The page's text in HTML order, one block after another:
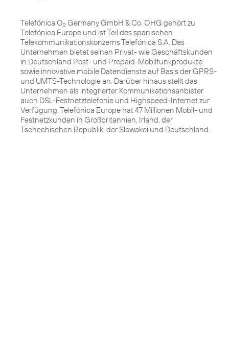
Telefónica O2 Germany GmbH & Co. OHG gehört zu
Telefónica Europe und ist Teil des spanischen
Telekommunikationskonzerns Telefónica S.A. Das
Unternehmen bietet seinen Privat- wie Geschäftskunden
in Deutschland Post- und Prepaid-Mobilfunkprodukte
sowie innovative mobile Datendienste auf Basis der GPRS-
und UMTS-Technologie an. Darüber hinaus stellt das
Unternehmen als integrierter Kommunikationsanbieter
auch DSL-Festnetztelefonie und Highspeed-Internet zur
Verfügung. Telefónica Europe hat 47 Millionen Mobil- und
Festnetzkunden in Großbritannien, Irland, der
Tschechischen Republik, der Slowakei und Deutschland.